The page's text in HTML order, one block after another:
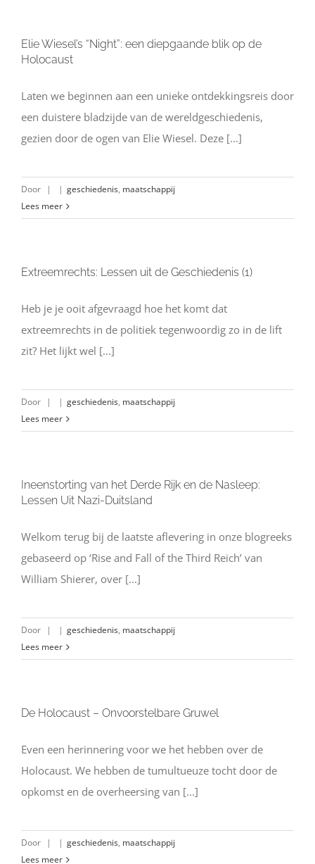
Elie Wiesel’s “Night”: een diepgaande blik op de
Holocaust
Laten we beginnen aan een unieke ontdekkingsreis door
een duistere bladzijde van de wereldgeschiedenis,
gezien door de ogen van Elie Wiesel. Deze [...]
Door | | geschiedenis, maatschappij
Lees meer
Extreemrechts: Lessen uit de Geschiedenis (1)
Heb je je ooit afgevraagd hoe het komt dat
extreemrechts in de politiek tegenwoordig zo in de lift
zit? Het lijkt wel [...]
Door | | geschiedenis, maatschappij
Lees meer
Ineenstorting van het Derde Rijk en de Nasleep:
Lessen Uit Nazi-Duitsland
Welkom terug bij de laatste aflevering in onze blogreeks
gebaseerd op ‘Rise and Fall of the Third Reich’ van
William Shierer, over [...]
Door | | geschiedenis, maatschappij
Lees meer
De Holocaust – Onvoorstelbare Gruwel
Even een herinnering voor we het hebben over de
Holocaust. We hebben de tumultueuze tocht door de
opkomst en de overheersing van [...]
Door | | geschiedenis, maatschappij
Lees meer